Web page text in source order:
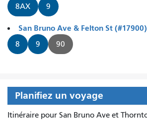
8AX 9
San Bruno Ave & Felton St
8 9 90
Planifiez un voyage
Itinéraire pour San Bruno Ave et